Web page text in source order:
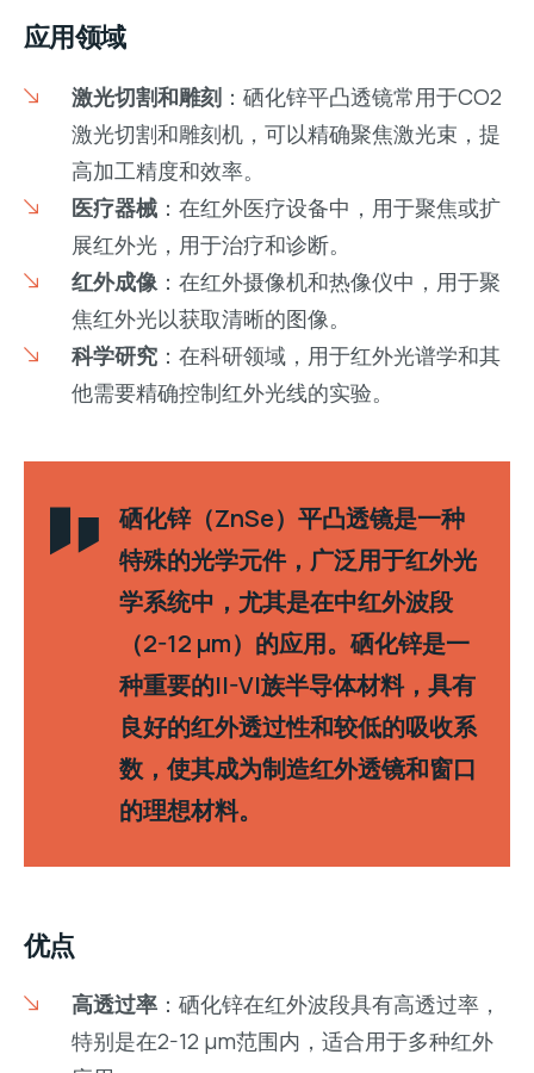
应用领域
激光切割和雕刻：硒化锌平凸透镜常用于CO2
激光切割和雕刻机，可以精确聚焦激光束，提
高加工精度和效率。
医疗器械：在红外医疗设备中，用于聚焦或扩
展红外光，用于治疗和诊断。
红外成像：在红外摄像机和热像仪中，用于聚
焦红外光以获取清晰的图像。
科学研究：在科研领域，用于红外光谱学和其
他需要精确控制红外光线的实验。
硒化锌（ZnSe）平凸透镜是一种
特殊的光学元件，广泛用于红外光
学系统中，尤其是在中红外波段
（2-12 µm）的应用。硒化锌是一
种重要的II-VI族半导体材料，具有
良好的红外透过性和较低的吸收系
数，使其成为制造红外透镜和窗口
的理想材料。
优点
高透过率：硒化锌在红外波段具有高透过率，
特别是在2-12 µm范围内，适合用于多种红外